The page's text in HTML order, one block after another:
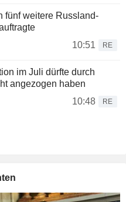
fünf weitere Russland-
10:51
RE
im Juli dürfte durch
angezogen haben
10:48
RE